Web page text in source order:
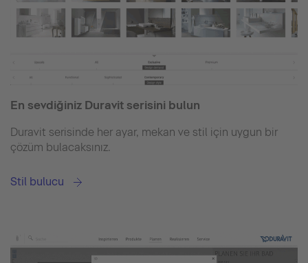
En sevdiğiniz Duravit serisini bulun
Duravit serisinde her ayar, mekan ve stil için uygun bir
çözüm bulacaksınız.
Stil bulucu